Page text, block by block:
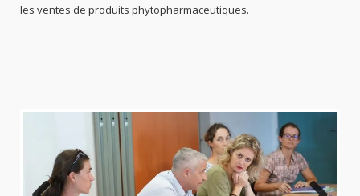
les ventes de produits phytopharmaceutiques.